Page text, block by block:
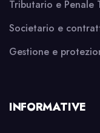
Tributario e Penale
Societario e
Gestione e
INFORMATIVE